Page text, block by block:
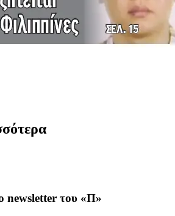
newsletter του «Π»